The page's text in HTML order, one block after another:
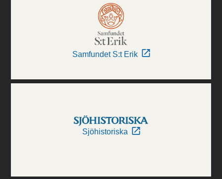
Samfundet S:t Erik
Sjöhistoriska